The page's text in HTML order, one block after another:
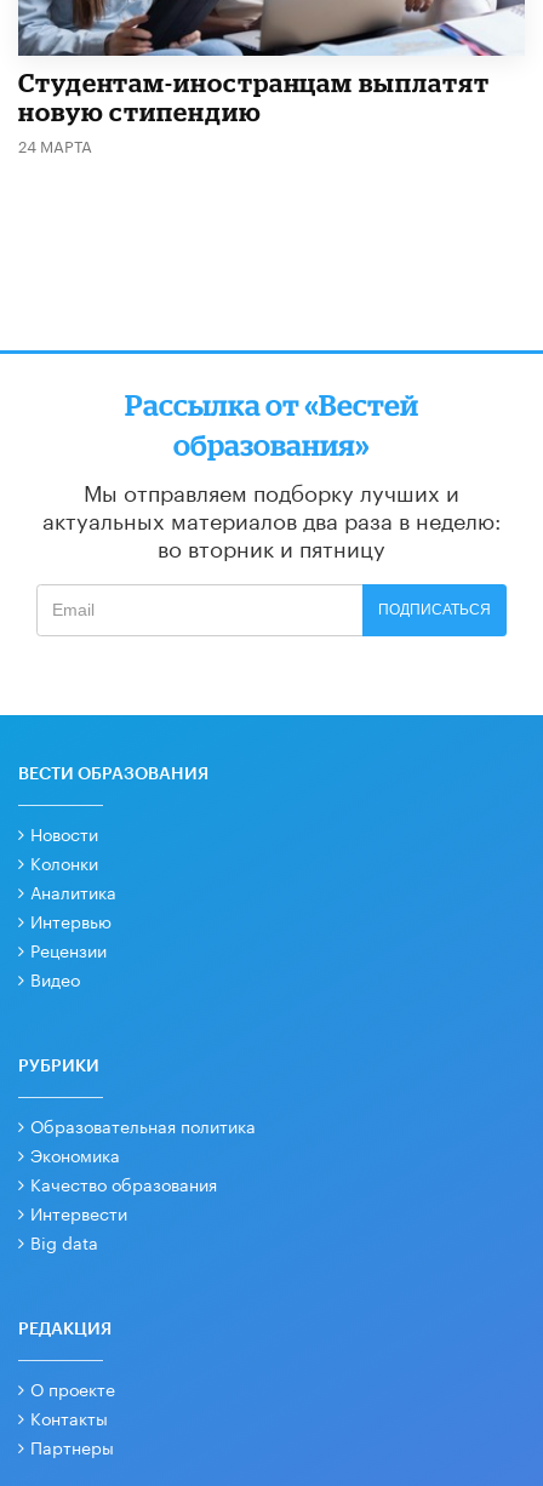
Студентам-иностранцам выплатят
новую стипендию
24 МАРТА
Рассылка от «Вестей
образования»
Мы отправляем подборку лучших и
актуальных материалов два раза в неделю:
во вторник и пятницу
ПОДПИСАТЬСЯ
ВЕСТИ ОБРАЗОВАНИЯ
Новости
Колонки
Аналитика
Интервью
Рецензии
Видео
РУБРИКИ
Образовательная политика
Экономика
Качество образования
Интервести
Big data
РЕДАКЦИЯ
О проекте
Контакты
Партнеры